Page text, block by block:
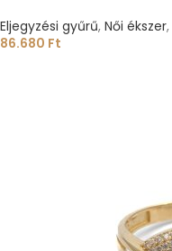
Eljegyzési gyűrű, Női ékszer,
86.680 Ft